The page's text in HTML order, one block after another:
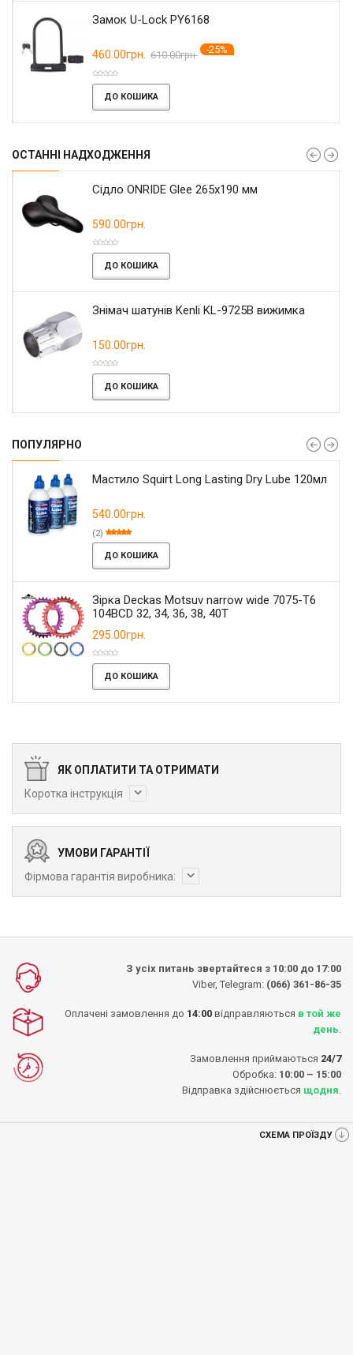
Замок U-Lock PY6168
460.00грн. 610.00грн. -25%
ДО КОШИКА
ОСТАННІ НАДХОДЖЕННЯ
Сідло ONRIDE Glee 265x190 мм
590.00грн.
ДО КОШИКА
Знімач шатунів Kenli KL-9725B вижимка
150.00грн.
ДО КОШИКА
ПОПУЛЯРНО
Мастило Squirt Long Lasting Dry Lube 120мл
540.00грн.
(2)
ДО КОШИКА
Зірка Deckas Motsuv narrow wide 7075-T6
104BCD 32, 34, 36, 38, 40T
295.00грн.
ДО КОШИКА
ЯК ОПЛАТИТИ ТА ОТРИМАТИ
Коротка інструкція
УМОВИ ГАРАНТІЇ
Фірмова гарантія виробника:
З усіх питань звертайтеся з 10:00 до 17:00
Viber, Telegram: (066) 361-86-35
Оплачені замовлення до 14:00 відправляються в той же
день
Замовлення приймаються 24/7
Обробка: 10:00 – 15:00
Відправка здійснюється щодня
СХЕМА ПРОЇЗДУ